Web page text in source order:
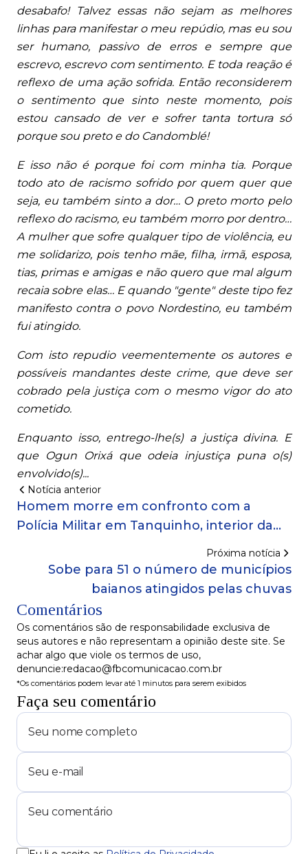
desabafo! Talvez essas não sejam as melhores
linhas para manifestar o meu repúdio, mas eu sou
ser humano, passivo de erros e sempre que
escrevo, escrevo com sentimento. E toda reação é
reflexo de uma ação sofrida. Então reconsiderem
o sentimento que sinto neste momento, pois
estou cansado de ver e sofrer tanta tortura só
porque sou preto e do Candomblé!
E isso não é porque foi com minha tia. Porque
todo ato de racismo sofrido por quem quer que
seja, eu também sinto a dor… O preto morto pelo
reflexo do racismo, eu também morro por dentro…
A mulher que sofre qualquer tipo de violência, eu
me solidarizo, pois tenho mãe, filha, irmã, esposa,
tias, primas e amigas e não quero que mal algum
recaia sobre elas… E quando "gente" deste tipo fez
manifesto contra o povo Nordestino, eu também
fui atingido.
Com isto repudio veementemente os autores e
possíveis mandantes deste crime, que deve ser
cobrado pela justiça com o mesmo vigor do ato
cometido.
Enquanto isso, entrego-lhe(s) a justiça divina. E
que Ogun Orixá que odeia injustiça puna o(s)
envolvido(s)...
Notícia anterior
Homem morre em confronto com a
Polícia Militar em Tanquinho, interior da
Próxima notícia
Sobe para 51 o número de municípios
baianos atingidos pelas chuvas
Comentários
Os comentários são de responsabilidade exclusiva de
seus autores e não representam a opinião deste site. Se
achar algo que viole os termos de uso,
denuncie:redacao@fbcomunicacao.com.br
*Os comentários podem levar até 1 minutos para serem exibidos
Faça seu comentário